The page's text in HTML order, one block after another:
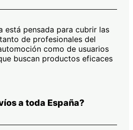
está pensada para cubrir las
de profesionales del
como de usuarios
buscan productos eficaces
a toda España?